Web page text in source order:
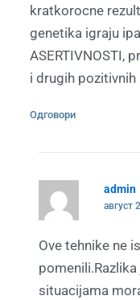
kratkorocne
genetika igraju
ASERTIVNOSTI,
i drugih
Одговори
admin
август
Ove tehnike ne
situacijama